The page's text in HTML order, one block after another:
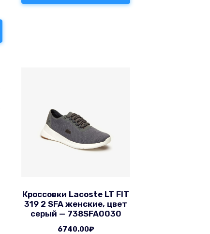
Кроссовки Lacoste LT FIT
319 2 SFA женские, цвет
серый — 738SFA0030
6740.00₽